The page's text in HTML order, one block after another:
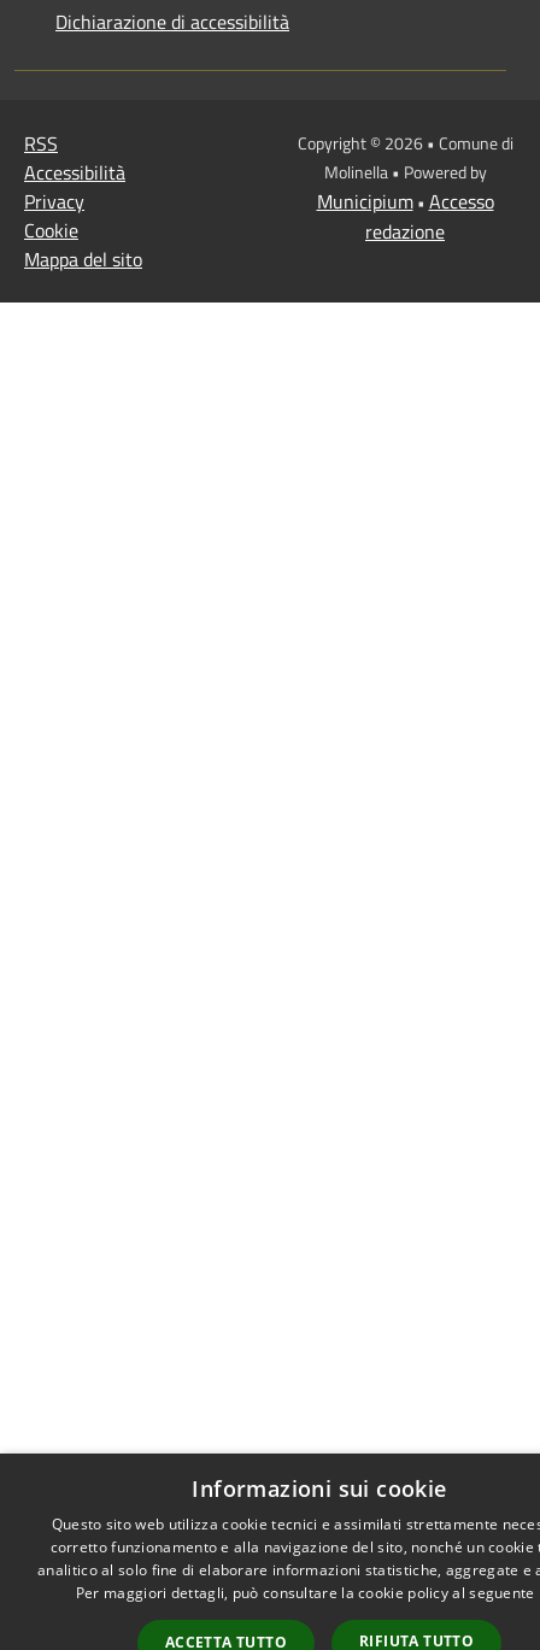
Dichiarazione di accessibilità
RSS
Accessibilità
Privacy
Cookie
Mappa del sito
Copyright © 2026 • Comune di
Molinella • Powered by
Municipium• Accesso
redazione
Informazioni sui cookie
Questo sito web utilizza cookie tecnici e assimilati strettamente
corretto funzionamento e alla navigazione del sito, nonché un cookie
analitico al solo fine di elaborare informazioni statistiche, aggregate e
Per maggiori dettagli, può consultare la cookie policy al seguente
ACCETTA TUTTO RIFIUTA TUTTO